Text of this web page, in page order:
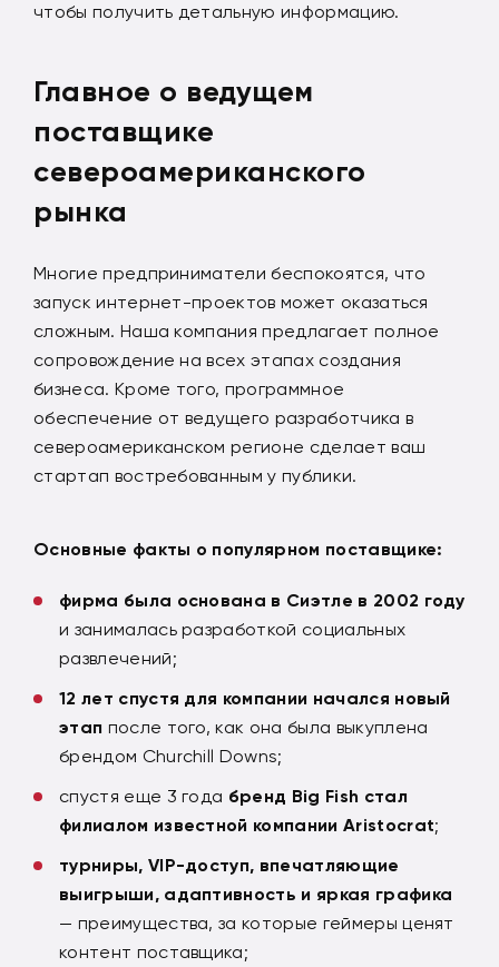
чтобы получить детальную информацию.
Главное о ведущем
поставщике
североамериканского
рынка
Многие предприниматели беспокоятся, что
запуск интернет-проектов может оказаться
сложным. Наша компания предлагает полное
сопровождение на всех этапах создания
бизнеса. Кроме того, программное
обеспечение от ведущего разработчика в
североамериканском регионе сделает ваш
стартап востребованным у публики.
Основные факты о популярном поставщике:
фирма была основана в Сиэтле в 2002 году
и занималась разработкой социальных
развлечений;
12 лет спустя для компании начался новый
этап после того, как она была выкуплена
брендом Churchill Downs;
спустя еще 3 года бренд Big Fish стал
филиалом известной компании Aristocrat;
турниры, VIP-доступ, впечатляющие
выигрыши, адаптивность и яркая графика
— преимущества, за которые геймеры ценят
контент поставщика;